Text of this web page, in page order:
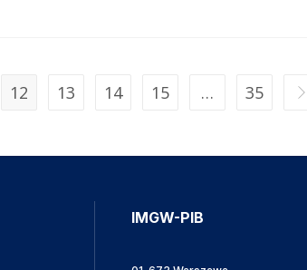
12 13 14 15 … 35
IMGW-PIB